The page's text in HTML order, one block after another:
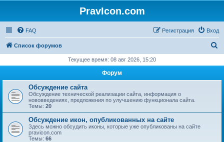
PravIcon.com
FAQ Вход
Регистрация
Список форумов
с
Текущее время: 08 авг 2026, 15:20
Форум
Обсуждение сайта
Обсуждение технической реализации сайта, информация о
нововведениях, предложения по улучшению функционала сайта.
Темы: 20
Обсуждение икон, опубликованных на сайте
Здесь можно обсудить иконы, которые уже опубликованы на сайте
pravicon.com
Темы: 66